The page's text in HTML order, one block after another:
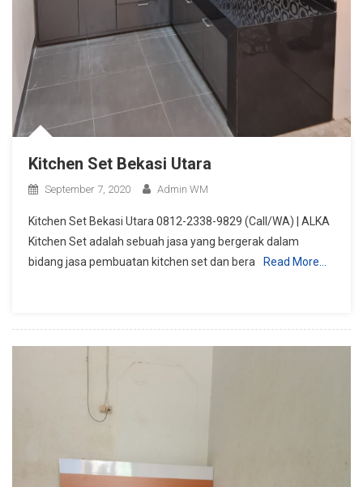
Kitchen Set Bekasi Utara
September 7, 2020 Admin WM
Kitchen Set Bekasi Utara 0812-2338-9829 (Call/WA) | ALKA
Kitchen Set adalah sebuah jasa yang bergerak dalam
bidang jasa pembuatan kitchen set dan bera
Read More…